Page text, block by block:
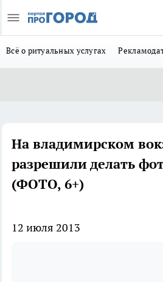
Всё о ритуальных услугах
На владимирском
разрешили делать
(ФОТО, 6+)
12 июля 2013